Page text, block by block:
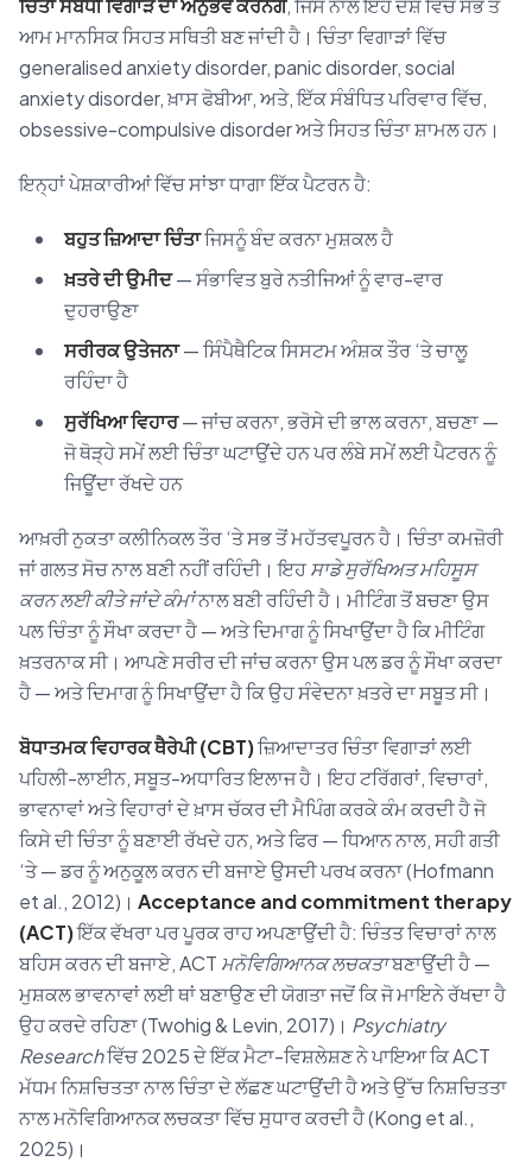
ਚਿੰਤਾ ਸੰਬੰਧੀ ਵਿਗਾੜ ਦਾ ਅਨੁਭਵ ਕਰਨਗੇ, ਜਿਸ ਨਾਲ ਇਹ ਦੇਸ਼ ਵਿੱਚ ਸਭ ਤੋਂ
ਆਮ ਮਾਨਸਿਕ ਸਿਹਤ ਸਥਿਤੀ ਬਣ ਜਾਂਦੀ ਹੈ। ਚਿੰਤਾ ਵਿਗਾੜਾਂ ਵਿੱਚ
generalised anxiety disorder, panic disorder, social
anxiety disorder, ਖ਼ਾਸ ਫੋਬੀਆ, ਅਤੇ, ਇੱਕ ਸੰਬੰਧਿਤ ਪਰਿਵਾਰ ਵਿੱਚ,
obsessive-compulsive disorder ਅਤੇ ਸਿਹਤ ਚਿੰਤਾ ਸ਼ਾਮਲ ਹਨ।
ਇਨ੍ਹਾਂ ਪੇਸ਼ਕਾਰੀਆਂ ਵਿੱਚ ਸਾਂਝਾ ਧਾਗਾ ਇੱਕ ਪੈਟਰਨ ਹੈ:
ਬਹੁਤ ਜ਼ਿਆਦਾ ਚਿੰਤਾਜਿਸਨੂੰ ਬੰਦ ਕਰਨਾ ਮੁਸ਼ਕਲ ਹੈ
ਖ਼ਤਰੇ ਦੀ ਉਮੀਦ— ਸੰਭਾਵਿਤ ਬੁਰੇ ਨਤੀਜਿਆਂ ਨੂੰ ਵਾਰ-ਵਾਰ
ਦੁਹਰਾਉਣਾ
ਸਰੀਰਕ ਉਤੇਜਨਾ— ਸਿੰਪੈਥੈਟਿਕ ਸਿਸਟਮ ਅੰਸ਼ਕ ਤੌਰ ‘ਤੇ ਚਾਲੂ
ਰਹਿੰਦਾ ਹੈ
ਸੁਰੱਖਿਆ ਵਿਹਾਰ— ਜਾਂਚ ਕਰਨਾ, ਭਰੋਸੇ ਦੀ ਭਾਲ ਕਰਨਾ, ਬਚਣਾ —
ਜੋ ਥੋੜ੍ਹੇ ਸਮੇਂ ਲਈ ਚਿੰਤਾ ਘਟਾਉਂਦੇ ਹਨ ਪਰ ਲੰਬੇ ਸਮੇਂ ਲਈ ਪੈਟਰਨ ਨੂੰ
ਜਿਊਂਦਾ ਰੱਖਦੇ ਹਨ
ਆਖ਼ਰੀ ਨੁਕਤਾ ਕਲੀਨਿਕਲ ਤੌਰ ‘ਤੇ ਸਭ ਤੋਂ ਮਹੱਤਵਪੂਰਨ ਹੈ। ਚਿੰਤਾ ਕਮਜ਼ੋਰੀ
ਜਾਂ ਗਲਤ ਸੋਚ ਨਾਲ ਬਣੀ ਨਹੀਂ ਰਹਿੰਦੀ। ਇਹਸਾਡੇ ਸੁਰੱਖਿਅਤ ਮਹਿਸੂਸ
ਕਰਨ ਲਈ ਕੀਤੇ ਜਾਂਦੇ ਕੰਮਾਂਨਾਲ ਬਣੀ ਰਹਿੰਦੀ ਹੈ। ਮੀਟਿੰਗ ਤੋਂ ਬਚਣਾ ਉਸ
ਪਲ ਚਿੰਤਾ ਨੂੰ ਸੌਖਾ ਕਰਦਾ ਹੈ — ਅਤੇ ਦਿਮਾਗ ਨੂੰ ਸਿਖਾਉਂਦਾ ਹੈ ਕਿ ਮੀਟਿੰਗ
ਖ਼ਤਰਨਾਕ ਸੀ। ਆਪਣੇ ਸਰੀਰ ਦੀ ਜਾਂਚ ਕਰਨਾ ਉਸ ਪਲ ਡਰ ਨੂੰ ਸੌਖਾ ਕਰਦਾ
ਹੈ — ਅਤੇ ਦਿਮਾਗ ਨੂੰ ਸਿਖਾਉਂਦਾ ਹੈ ਕਿ ਉਹ ਸੰਵੇਦਨਾ ਖ਼ਤਰੇ ਦਾ ਸਬੂਤ ਸੀ।
ਬੋਧਾਤਮਕ ਵਿਹਾਰਕ ਥੈਰੇਪੀ (CBT)ਜ਼ਿਆਦਾਤਰ ਚਿੰਤਾ ਵਿਗਾੜਾਂ ਲਈ
ਪਹਿਲੀ-ਲਾਈਨ, ਸਬੂਤ-ਅਧਾਰਿਤ ਇਲਾਜ ਹੈ। ਇਹ ਟਰਿੱਗਰਾਂ, ਵਿਚਾਰਾਂ,
ਭਾਵਨਾਵਾਂ ਅਤੇ ਵਿਹਾਰਾਂ ਦੇ ਖ਼ਾਸ ਚੱਕਰ ਦੀ ਮੈਪਿੰਗ ਕਰਕੇ ਕੰਮ ਕਰਦੀ ਹੈ ਜੋ
ਕਿਸੇ ਦੀ ਚਿੰਤਾ ਨੂੰ ਬਣਾਈ ਰੱਖਦੇ ਹਨ, ਅਤੇ ਫਿਰ — ਧਿਆਨ ਨਾਲ, ਸਹੀ ਗਤੀ
‘ਤੇ — ਡਰ ਨੂੰ ਅਨੁਕੂਲ ਕਰਨ ਦੀ ਬਜਾਏ ਉਸਦੀ ਪਰਖ ਕਰਨਾ (Hofmann
et al., 2012)। Acceptance and commitment therapy
(ACT)ਇੱਕ ਵੱਖਰਾ ਪਰ ਪੂਰਕ ਰਾਹ ਅਪਣਾਉਂਦੀ ਹੈ: ਚਿੰਤਤ ਵਿਚਾਰਾਂ ਨਾਲ
ਬਹਿਸ ਕਰਨ ਦੀ ਬਜਾਏ, ACT ਮਨੋਵਿਗਿਆਨਕ ਲਚਕਤਾਬਣਾਉਂਦੀ ਹੈ —
ਮੁਸ਼ਕਲ ਭਾਵਨਾਵਾਂ ਲਈ ਥਾਂ ਬਣਾਉਣ ਦੀ ਯੋਗਤਾ ਜਦੋਂ ਕਿ ਜੋ ਮਾਇਨੇ ਰੱਖਦਾ ਹੈ
ਉਹ ਕਰਦੇ ਰਹਿਣਾ (Twohig & Levin, 2017)। Psychiatry
Researchਵਿੱਚ 2025 ਦੇ ਇੱਕ ਮੈਟਾ-ਵਿਸ਼ਲੇਸ਼ਣ ਨੇ ਪਾਇਆ ਕਿ ACT
ਮੱਧਮ ਨਿਸ਼ਚਿਤਤਾ ਨਾਲ ਚਿੰਤਾ ਦੇ ਲੱਛਣ ਘਟਾਉਂਦੀ ਹੈ ਅਤੇ ਉੱਚ ਨਿਸ਼ਚਿਤਤਾ
ਨਾਲ ਮਨੋਵਿਗਿਆਨਕ ਲਚਕਤਾ ਵਿੱਚ ਸੁਧਾਰ ਕਰਦੀ ਹੈ (Kong et al.,
2025)।